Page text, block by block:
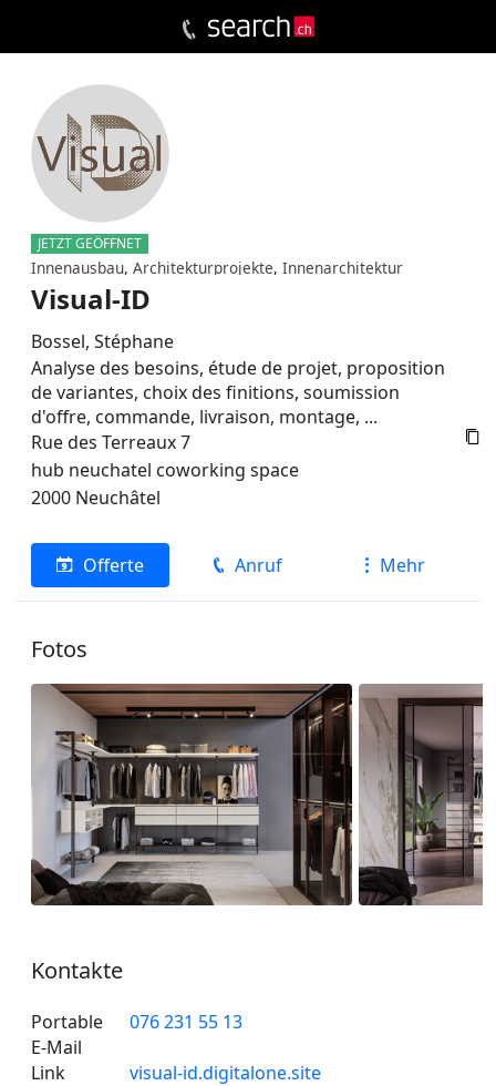
JETZT GEÖFFNET
Innenausbau, Architekturprojekte, Innenarchitektur
Visual-ID
Bossel, Stéphane
Analyse des besoins, étude de projet, proposition
de variantes, choix des finitions, soumission
d'offre, commande, livraison, montage, ...

Rue des Terreaux 7
hub neuchatel coworking space
2000 Neuchâtel
Offerte Anruf Mehr
Fotos
Kontakte
Portable
076 231 55 13
E-Mail
Link
visual-id.digitalone.site